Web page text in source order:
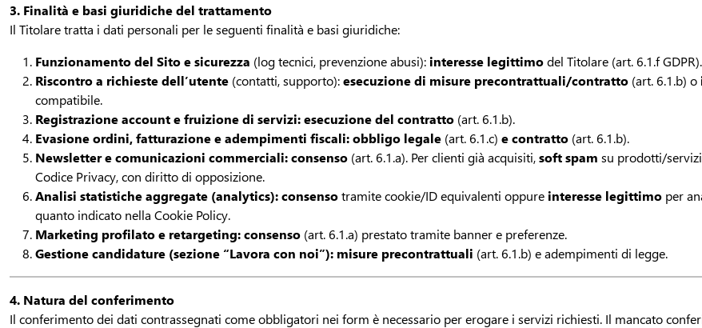
3. Finalità e basi giuridiche del trattamento
Il Titolare tratta i dati personali per le seguenti finalità e basi giuridiche:
Funzionamento del Sito e sicurezza (log tecnici, prevenzione abusi): interesse legittimodel Titolare (art. 6.1.f GDPR).
Riscontro a richieste dell’utente (contatti, supporto):esecuzione di misure precontrattuali/contratto (art. 6.1.b) o
compatibile.
Registrazione account e fruizione di servizi: esecuzione del contratto (art. 6.1.b).
Evasione ordini, fatturazione e adempimenti fiscali: obbligo legale (art. 6.1.c) e contratto (art. 6.1.b).
Newsletter e comunicazioni commerciali: consenso (art. 6.1.a). Per clienti già acquisiti,soft spam su prodotti/servizi
Codice Privacy, con diritto di opposizione.
Analisi statistiche aggregate (analytics): consensotramite cookie/ID equivalenti oppure interesse legittimo per
quanto indicato nella Cookie Policy.
Marketing profilato e retargeting: consenso (art. 6.1.a) prestato tramite banner e preferenze.
Gestione candidature (sezione “Lavora con noi”): misure precontrattuali (art. 6.1.b) e adempimenti di legge.
4. Natura del conferimento
Il conferimento dei dati contrassegnati come obbligatori nei form è necessario per erogare i servizi richiesti. Il mancato